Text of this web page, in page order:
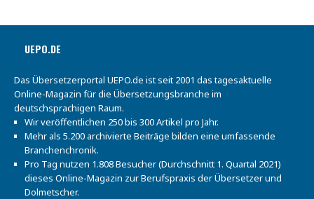
UEPO.DE
Das Übersetzerportal UEPO.de ist seit 2001 das tagesaktuelle
Online-Magazin für die Übersetzungsbranche im
deutschsprachigen Raum.
Wir veröffentlichen 250 bis 300 Artikel pro Jahr.
Mehr als 5.200 archivierte Beiträge bilden eine umfassende
Branchenchronik.
Pro Tag nutzen 1.808 Besucher (Durchschnitt 1. Quartal 2021)
dieses Online-Magazin zur Berufspraxis der Übersetzer und
Dolmetscher.